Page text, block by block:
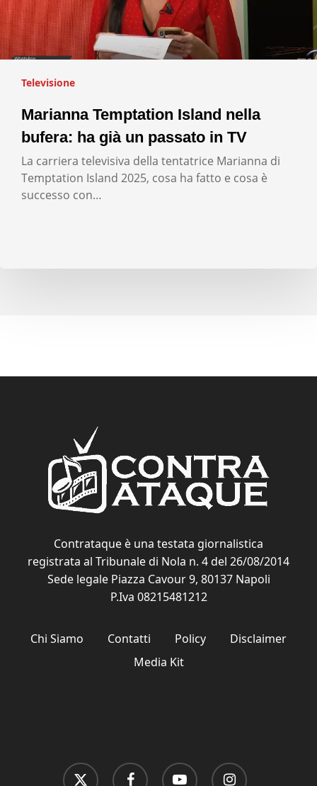
Televisione
Marianna Temptation Island nella
bufera: ha già un passato in TV
La carriera televisiva della tentatrice Marianna di
Temptation Island 2025, cosa ha fatto e cosa è
successo con…
Contrataque è una testata giornalistica
registrata al Tribunale di Nola n. 4 del 26/08/2014
Sede legale Piazza Cavour 9, 80137 Napoli
P.Iva 08215481212
Chi Siamo Contatti Policy
Disclaimer
Media Kit
x-
facebook youtube instagram